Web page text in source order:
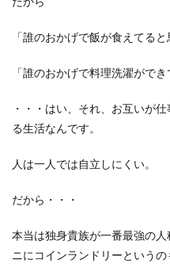
「誰のおかげで飯が食えてると
「誰のおかげで料理洗濯がで
・・・はい、それ、お互いが
る生活なんです。
人は一人では自立しにくい。
だから・・・
本当は独身貴族が一番最強の
ニにコインランドリーというの